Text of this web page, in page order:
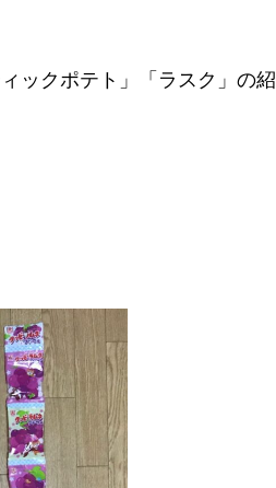
ックポテト」「ラスク」の